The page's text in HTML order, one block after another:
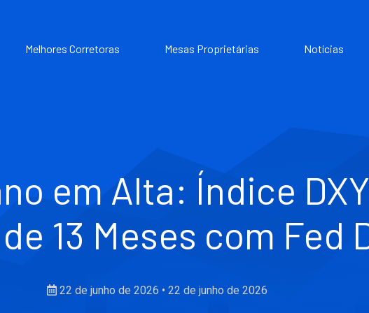
Melhores Corretoras Mesas Proprietárias Notícias
em Alta: Índice
13 Meses com Fed
22 de junho de 2026 • 22 de junho de 2026